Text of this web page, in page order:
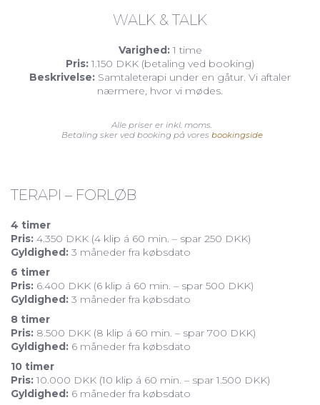
WALK & TALK
Varighed:1 time
Pris:1.150 DKK (betaling ved booking)
Beskrivelse: Samtaleterapi under en gåtur. Vi aftaler
nærmere, hvor vi mødes.
Alle priser er inkl. moms.
Betaling sker ved booking på vores bookingside
TERAPI – FORLØB
4 timer
Pris: 4.350 DKK (4 klip á 60 min. – spar 250 DKK)
Gyldighed: 3 måneder fra købsdato
6 timer
Pris: 6.400 DKK (6 klip á 60 min. – spar 500 DKK)
Gyldighed: 3 måneder fra købsdato
8 timer
Pris: 8.500 DKK (8 klip á 60 min. – spar 700 DKK)
Gyldighed: 6 måneder fra købsdato
10 timer
Pris:10.000 DKK (10 klip á 60 min. – spar 1.500 DKK)
Gyldighed: 6 måneder fra købsdato